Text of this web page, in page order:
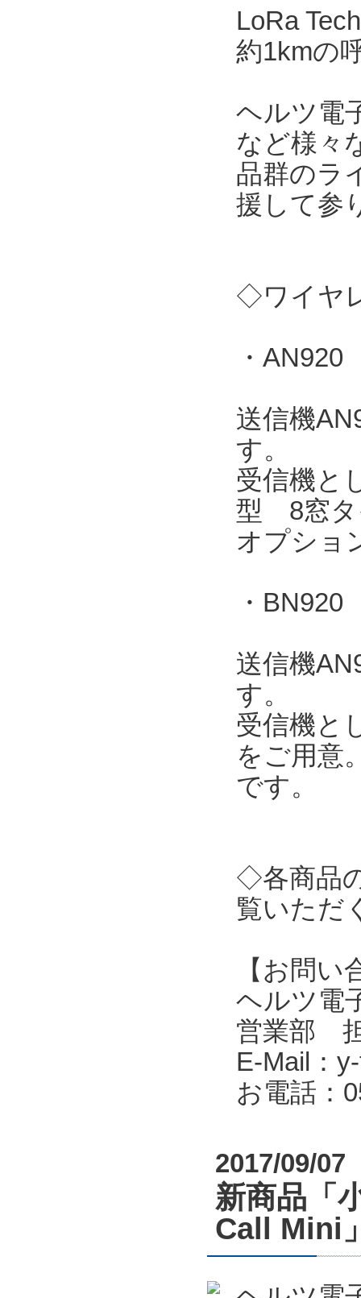
LoRa
約1kmの
ヘルツ電
など様々
品群のラ
援して参
◇ワイヤ
・AN920
送信機
す。
受信機と
型 8窓タ
オプショ
・BN920
送信機
す。
受信機と
をご用意
です。
◇各商品
覧いただ
【お問い
ヘルツ電
営業部
E-Mail：
お電話：
2017/09/07
新商品「
Call Mini